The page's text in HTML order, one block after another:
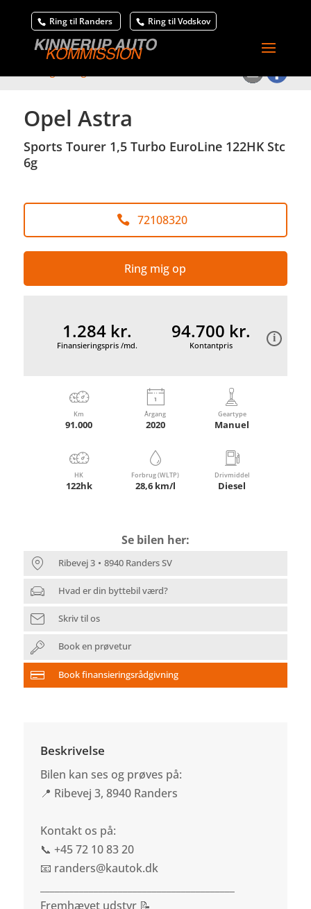
Ring til Randers Ring til Vodskov
Opel Astra
Sports Tourer 1,5 Turbo EuroLine 122HK Stc
6g
72108320
Ring mig op
1.284 kr.
Finansieringspris /md.
94.700 kr.
Kontantpris
Km
91.000
Årgang
2020
Geartype
Manuel
HK
122hk
Forbrug (WLTP)
28,6 km/l
Drivmiddel
Diesel
Se bilen her:
Ribevej 3 8940 Randers SV
Hvad er din byttebil værd?
Skriv til os
Book en prøvetur
Book finansieringsrådgivning
Beskrivelse
Bilen kan ses og prøves på:
📍 Ribevej 3, 8940 Randers
Kontakt os på:
📞 +45 72 10 83 20
📧 randers@kautok.dk
Fremhævet udstyr 📝